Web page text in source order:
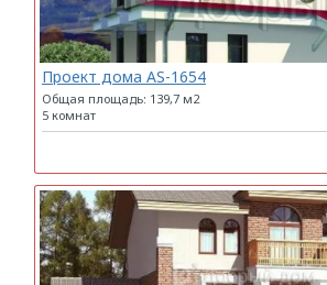
Проект дома AS-1654
Общая площадь: 139,7 м2
5 комнат